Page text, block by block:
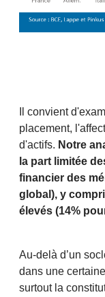
Il convient
placement,
d'actifs. Notre
la part limitée
financier des
global), y
élevés (14%
Au-delà d’un
dans une
surtout la